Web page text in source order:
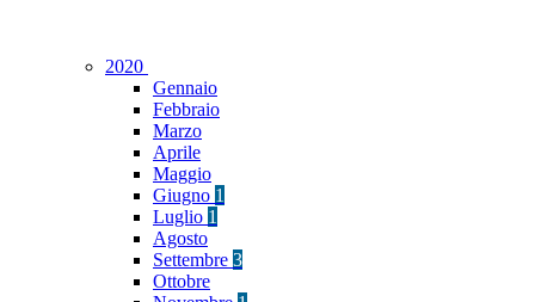
2020
Gennaio
Febbraio
Marzo
Aprile
Maggio
Giugno 1
Luglio 1
Agosto
Settembre 3
Ottobre